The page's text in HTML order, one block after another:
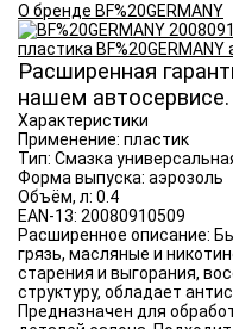
О бренде BF%20GERMANY
Расширенная
нашем автосервисе.
Характеристики
Применение: пластик
Тип: Смазка
Форма выпуска: аэрозоль
Объём, л: 0.4
EAN-13: 20080910509
Расширенное описание:
грязь, масляные и
старения и выгорания,
структуру, обладает
Предназначен для